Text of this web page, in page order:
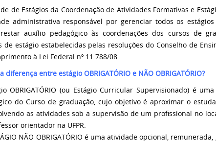
de Estágios da Coordenação de Atividades Formativas e
administrativa responsável por gerenciar todos os
auxílio pedagógico às coordenações dos cursos de
de estágio estabelecidas pelas resoluções do Conselho de
à Lei Federal nº 11.788/08.
diferença entre estágio OBRIGATÓRIO e NÃO OBRIGATÓRIO?
OBRIGATÓRIO (ou Estágio Curricular Supervisionado) é
do Curso de graduação, cujo objetivo é aproximar o
as atividades sob a supervisão de um profissional no
orientador na UFPR.
NÃO OBRIGATÓRIO é uma atividade opcional,